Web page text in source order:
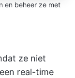
en beheer ze met
ze niet
real-time